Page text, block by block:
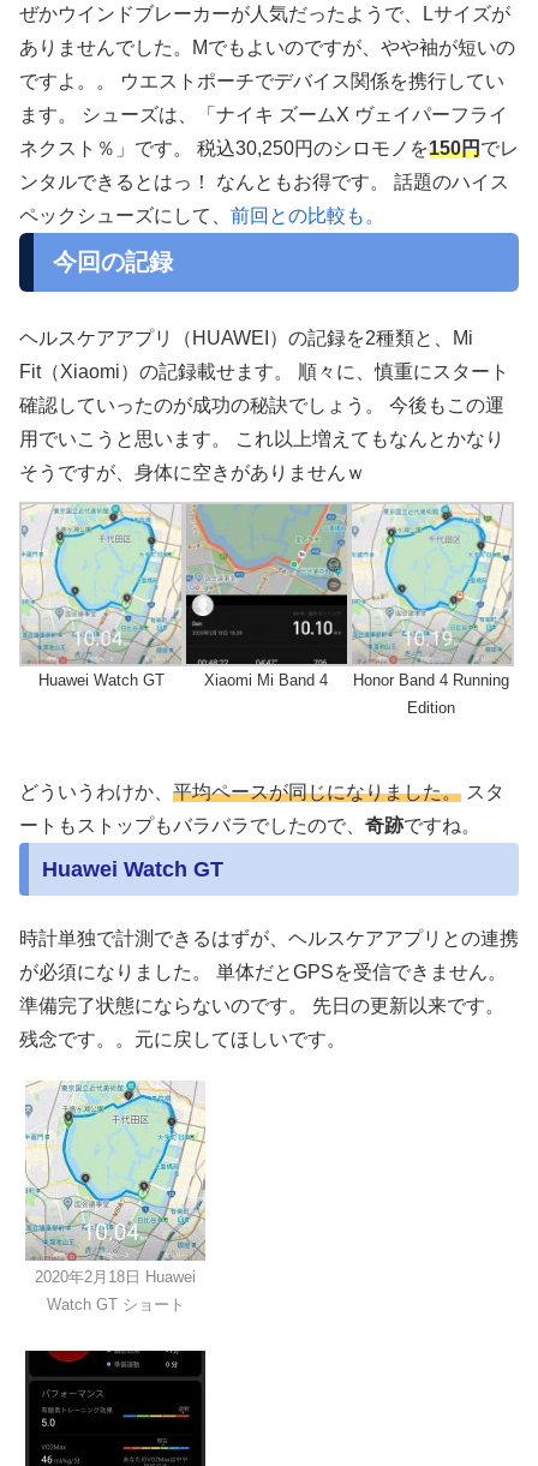
ぜかウインドブレーカーが人気だったようで、Lサイズが
ありませんでした。Mでもよいのですが、やや袖が短いの
ですよ。。 ウエストポーチでデバイス関係を携行してい
ます。 シューズは、「ナイキ ズームX ヴェイパーフライ
ネクスト％」です。 税込30,250円のシロモノを150円でレ
ンタルできるとはっ！ なんともお得です。 話題のハイス
ペックシューズにして、 前回との比較も。
今回の記録
ヘルスケアアプリ（HUAWEI）の記録を2種類と、Mi
Fit（Xiaomi）の記録載せます。 順々に、慎重にスタート
確認していったのが成功の秘訣でしょう。 今後もこの運
用でいこうと思います。 これ以上増えてもなんとかなり
そうですが、身体に空きがありませんｗ
Huawei Watch GT Xiaomi Mi Band 4
Honor Band 4 Running
Edition
どういうわけか、 平均ペースが同じになりました。 スタ
ートもストップもバラバラでしたので、 奇跡ですね。
Huawei Watch GT
時計単独で計測できるはずが、ヘルスケアアプリとの連携
が必須になりました。 単体だとGPSを受信できません。
準備完了状態にならないのです。 先日の更新以来です。
残念です。。元に戻してほしいです。
2020年2月18日 Huawei
Watch GT ショート